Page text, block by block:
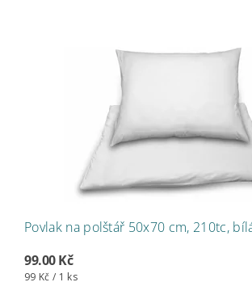
Povlak na polštář 50x70 cm, 210tc,
99.00 Kč
99 Kč / 1 ks